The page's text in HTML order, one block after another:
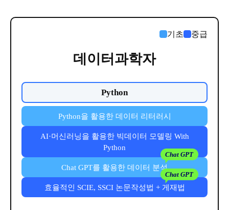
기초 중급
데이터과학자
Python
Python을 활용한 데이터 리터러시
AI·머신러닝을 활용한 빅데이터 모델링 With
Python
Chat GPT를 활용한 데이터 분석
효율적인 SCIE, SSCI 논문작성법 + 게재법